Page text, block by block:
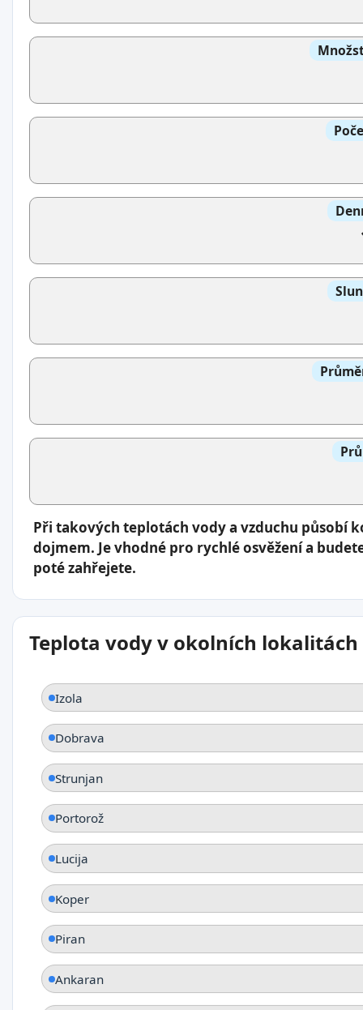
Při takových teplotách vody a vzduchu působí
dojmem. Je vhodné pro rychlé osvěžení a
poté zahřejete.
Teplota vody v okolních lokalitách
Izola
Dobrava
Strunjan
Portorož
Lucija
Koper
Piran
Ankaran